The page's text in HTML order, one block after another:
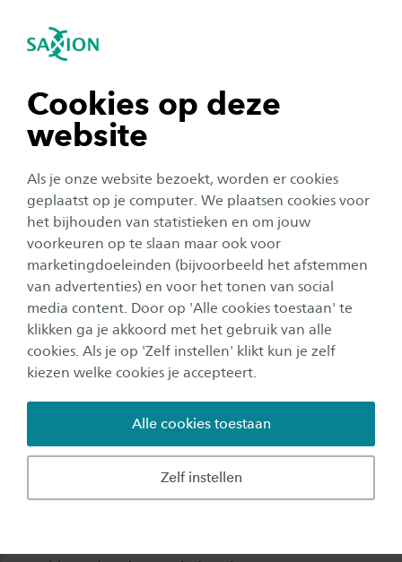
Cookies op deze
website
Als je onze website bezoekt, worden er cookies
geplaatst op je computer. We plaatsen cookies voor
het bijhouden van statistieken en om jouw
voorkeuren op te slaan maar ook voor
marketingdoeleinden (bijvoorbeeld het afstemmen
van advertenties) en voor het tonen van social
media content. Door op 'Alle cookies toestaan' te
klikken ga je akkoord met het gebruik van alle
cookies. Als je op 'Zelf instellen' klikt kun je zelf
kiezen welke cookies je accepteert.
Zelf instellen
Alle cookies toestaan
Navigatie openen
tonen
tonen
tonen
tonen
sluiten
Toegepaste Psychologie
Subnavigatie tonen
Toelatingseisen 2026-2027
Lijkt de studie Toegepaste Psychologie jou leuk?
En ben je benieuwd wat je nodig hebt om tot
de opleiding te worden toegelaten? We zetten
het hier uitgebreid op een rij.
Let op:
Voldoe je aan de voorwaarden en wil je je aanmelden,
doe dit dan uiterlijk 1 mei. Zo zorg je voor een optimale
voorbereiding. Tijdens onze Meet & Greet, een
introductiebijeenkomst, vertellen we je alle ins en outs
over de opleiding. Heb je daarna nog vragen of twijfels
over de studiekeuze? Geen probleem. Er is dan nog
voldoende tijd voor het plannen van een individueel
gesprek. Graag helpen we je de juiste keuze te maken!
De informatie die je op deze pagina over
toelatingseisen leest, geldt voor het studiejaar 2026-
2027. Het kan zijn dat de toelatingseisen gedurende het